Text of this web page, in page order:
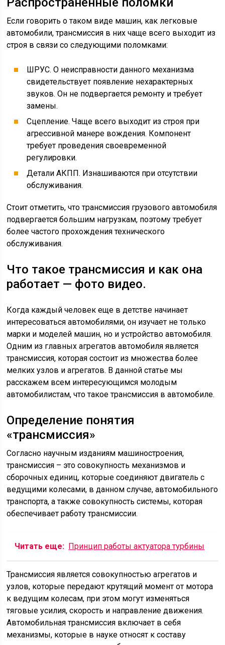
Если говорить о таком виде машин, как легковые
автомобили, трансмиссия в них чаще всего выходит из
строя в связи со следующими поломками:
ШРУС. О неисправности данного механизма
свидетельствует появление нехарактерных
звуков. Он не подвергается ремонту и требует
замены.
Сцепление. Чаще всего выходит из строя при
агрессивной манере вождения. Компонент
требует проведения своевременной
регулировки.
Детали АКПП. Изнашиваются при отсутствии
обслуживания.
Стоит отметить, что трансмиссия грузового автомобиля
подвергается большим нагрузкам, поэтому требует
более частого прохождения технического
обслуживания.
Что такое трансмиссия и как она
работает — фото видео.
Когда каждый человек еще в детстве начинает
интересоваться автомобилями, он изучает не только
марки и моделей машин, но и устройство автомобиля.
Одним из главных агрегатов автомобиля является
трансмиссия, которая состоит из множества более
мелких узлов и агрегатов. В данной статье мы
расскажем всем интересующимся молодым
автомобилистам, что такое трансмиссия в автомобиле.
Определение понятия
«трансмиссия»
Согласно научным изданиям машиностроения,
трансмиссия – это совокупность механизмов и
сборочных единиц, которые соединяют двигатель с
ведущими колесами, в данном случае, автомобильного
транспорта, а также совокупность системы, которая
обеспечивает работу трансмиссии.
Читать еще: Принцип работы актуатора турбины
Трансмиссия является совокупностью агрегатов и
узлов, которые передают крутящий момент от мотора
к ведущим колесам, при этом могут изменяться
тяговые усилия, скорость и направление движения.
Автомобильная трансмиссия включает в себя
механизмы, которые в науке относят к составу